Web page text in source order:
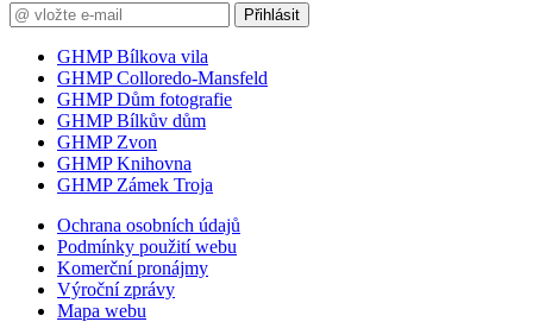
Přihlásit
GHMP Bílkova vila
GHMP Colloredo-Mansfeld
GHMP Dům fotografie
GHMP Bílkův dům
GHMP Zvon
GHMP Knihovna
GHMP Zámek Troja
Ochrana osobních údajů
Podmínky použití webu
Komerční pronájmy
Výroční zprávy
Mapa webu